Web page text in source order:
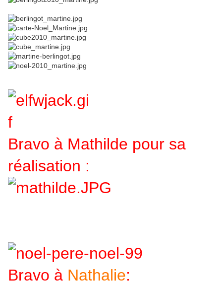
Bravo à Mathilde pour sa
réalisation :
Bravo à Nathalie: